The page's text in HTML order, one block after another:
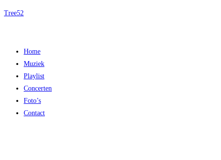
Ga
inhoud
Tree52
Menu
Home
Muziek
Playlist
Concerten
Foto’s
Contact